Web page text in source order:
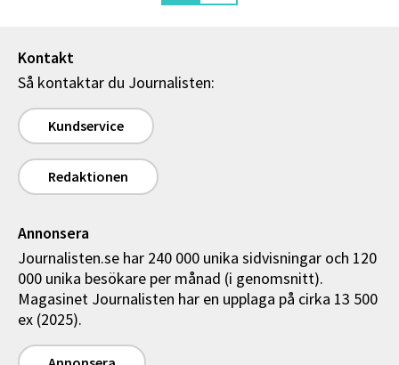
Kontakt
Så kontaktar du Journalisten:
Kundservice
Redaktionen
Annonsera
Journalisten.se har 240 000 unika sidvisningar och 120
000 unika besökare per månad (i genomsnitt).
Magasinet Journalisten har en upplaga på cirka 13 500
ex (2025).